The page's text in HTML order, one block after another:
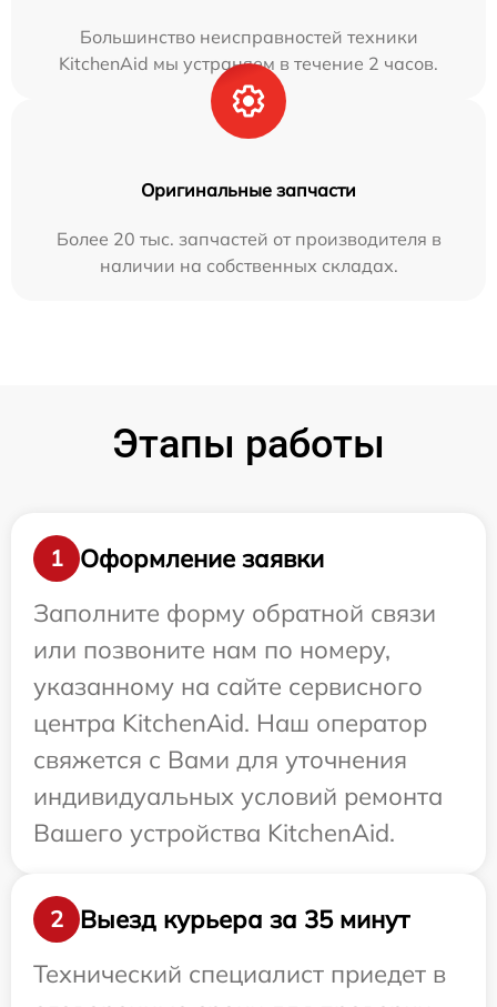
Большинство неисправностей техники
KitchenAid мы устраняем в течение 2 часов.
Оригинальные запчасти
Более 20 тыс. запчастей от производителя в
наличии на собственных складах.
Этапы работы
1
Оформление заявки
Заполните форму обратной связи
или позвоните нам по номеру,
указанному на сайте сервисного
центра KitchenAid. Наш оператор
свяжется с Вами для уточнения
индивидуальных условий ремонта
Вашего устройства KitchenAid.
2
Выезд курьера за 35 минут
Технический специалист приедет в